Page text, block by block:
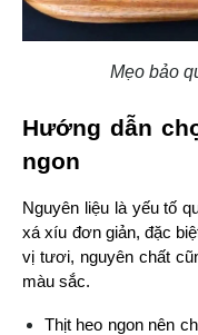
Mẹo bảo
Hướng dẫn
ngon
Nguyên liệu là yếu tố
xá xíu đơn giản, đặc
vị tươi, nguyên chất
màu sắc.
Thịt heo ngon nên